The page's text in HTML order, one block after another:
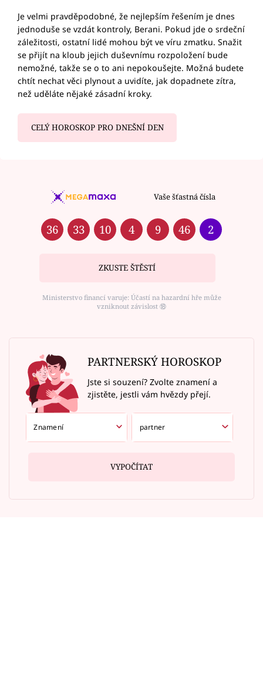
Je velmi pravděpodobné, že nejlepším řešením je dnes
jednoduše se vzdát kontroly, Berani. Pokud jde o srdeční
záležitosti, ostatní lidé mohou být ve víru zmatku. Snažit
se přijít na kloub jejich duševnímu rozpoložení bude
nemožné, takže se o to ani nepokoušejte. Možná budete
chtít nechat věci plynout a uvidíte, jak dopadnete zítra,
než uděláte nějaké zásadní kroky.
CELÝ HOROSKOP PRO DNEŠNÍ DEN
Vaše šťastná čísla
36 33 10 4 9 46 2
ZKUSTE ŠTĚSTÍ
Ministerstvo financí varuje: Účastí na hazardní hře může
vzniknout závislost ⑱
PARTNERSKÝ HOROSKOP
Jste si souzení? Zvolte znamení a
zjistěte, jestli vám hvězdy přejí.
VYPOČÍTAT